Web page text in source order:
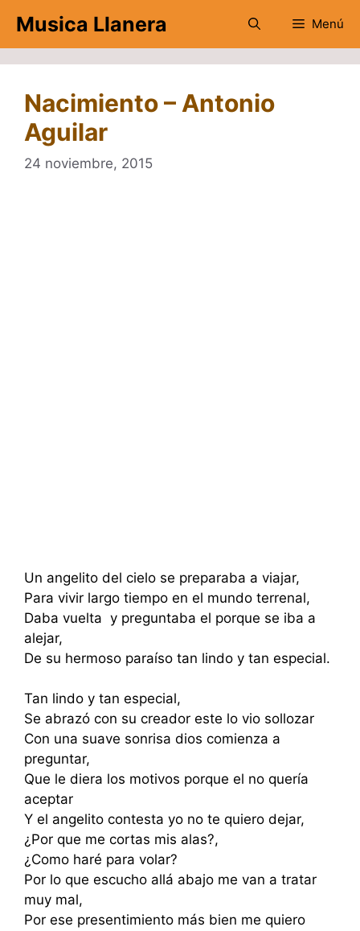
contenido
Musica Llanera Menú
Nacimiento – Antonio
Aguilar
24 noviembre, 2015
Un angelito del cielo se preparaba a viajar,
Para vivir largo tiempo en el mundo terrenal,
Daba vuelta y preguntaba el porque se iba a
alejar,
De su hermoso paraíso tan lindo y tan especial.
Tan lindo y tan especial,
Se abrazó con su creador este lo vio sollozar
Con una suave sonrisa dios comienza a
preguntar,
Que le diera los motivos porque el no quería
aceptar
Y el angelito contesta yo no te quiero dejar,
¿Por que me cortas mis alas?,
¿Como haré para volar?
Por lo que escucho allá abajo me van a tratar
muy mal,
Por ese presentimiento más bien me quiero